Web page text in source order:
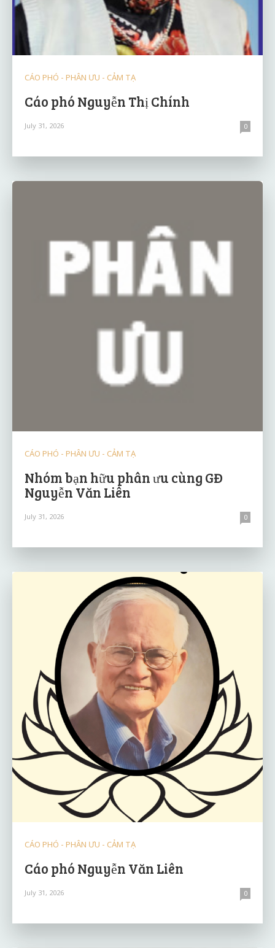
CÁO PHÓ - PHÂN ƯU - CẢM TẠ
Cáo phó Nguyễn Thị Chính
July 31, 2026 0
CÁO PHÓ - PHÂN ƯU - CẢM TẠ
Nhóm bạn hữu phân ưu cùng GĐ
Nguyễn Văn Liên
July 31, 2026 0
CÁO PHÓ - PHÂN ƯU - CẢM TẠ
Cáo phó Nguyễn Văn Liên
July 31, 2026 0